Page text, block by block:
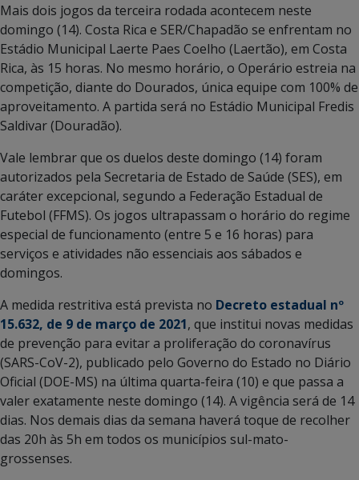
Mais dois jogos da terceira rodada acontecem neste
domingo (14). Costa Rica e SER/Chapadão se enfrentam no
Estádio Municipal Laerte Paes Coelho (Laertão), em Costa
Rica, às 15 horas. No mesmo horário, o Operário estreia na
competição, diante do Dourados, única equipe com 100% de
aproveitamento. A partida será no Estádio Municipal Fredis
Saldivar (Douradão).
Vale lembrar que os duelos deste domingo (14) foram
autorizados pela Secretaria de Estado de Saúde (SES), em
caráter excepcional, segundo a Federação Estadual de
Futebol (FFMS). Os jogos ultrapassam o horário do regime
especial de funcionamento (entre 5 e 16 horas) para
serviços e atividades não essenciais aos sábados e
domingos.
A medida restritiva está prevista no Decreto estadual nº
15.632, de 9 de março de 2021, que institui novas medidas
de prevenção para evitar a proliferação do coronavírus
(SARS-CoV-2), publicado pelo Governo do Estado no Diário
Oficial (DOE-MS) na última quarta-feira (10) e que passa a
valer exatamente neste domingo (14). A vigência será de 14
dias. Nos demais dias da semana haverá toque de recolher
das 20h às 5h em todos os municípios sul-mato-
grossenses.